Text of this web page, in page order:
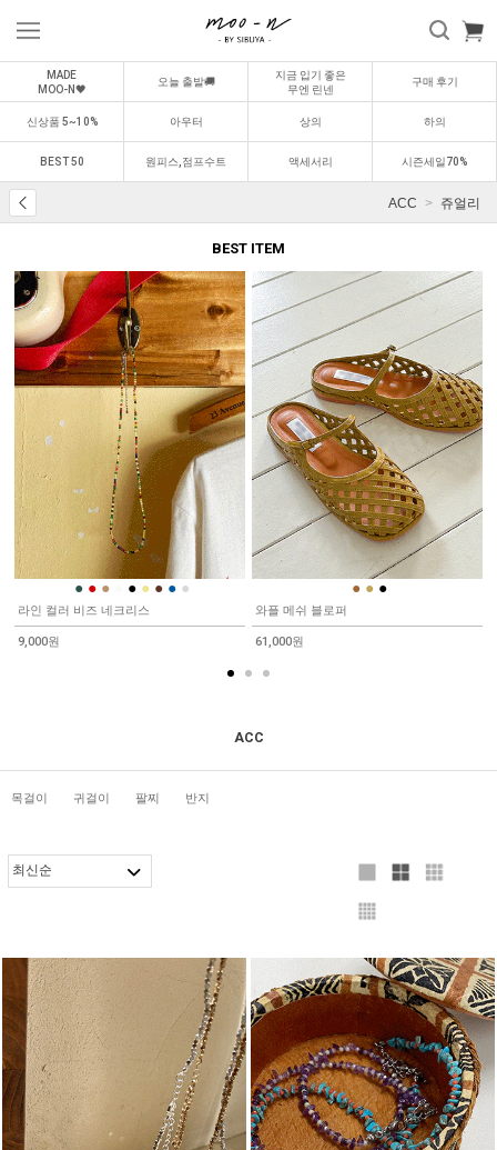
MADE
MOO-N🖤
오늘 출발🚚
지금 입기 좋은
무엔 린넨
구매 후기
신상품 5~10% 아우터 상의 하의
BEST 50 원피스,점프수트 액세서리 시즌세일70%
ACC 쥬얼리
BEST ITEM
BEST
0 1
● ● ● ● ● ● ● ●
라인 컬러 비즈 네크리스
9,000원
BEST
0
● ● ●
와플 메쉬 블로퍼
61,000원
ACC
목걸이 귀걸이 팔찌 반지